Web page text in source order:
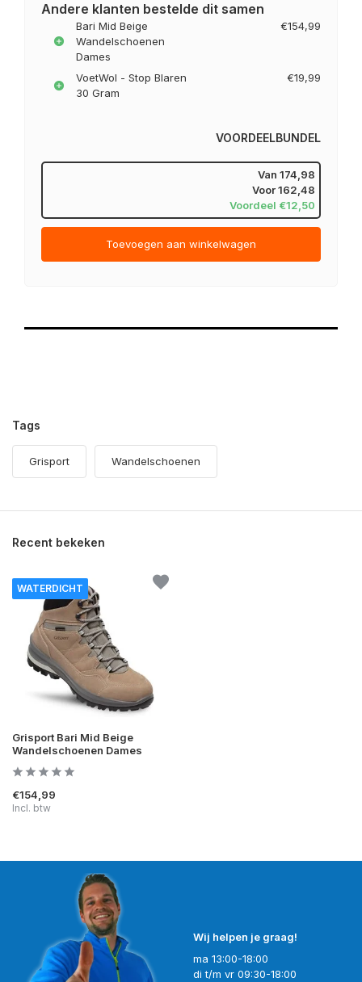
Andere klanten bestelde dit samen
Bari Mid Beige
Wandelschoenen
Dames
€154,99
VoetWol - Stop Blaren
30 Gram
€19,99
VOORDEELBUNDEL
Van 174,98
Voor162,48
Voordeel €12,50
Toevoegen aan winkelwagen
Tags
Grisport Wandelschoenen
Recent bekeken
WATERDICHT
Grisport Bari Mid Beige
Wandelschoenen Dames
€154,99
Incl. btw
Wij helpen je graag!
ma 13:00-18:00
di t/m vr 09:30-18:00